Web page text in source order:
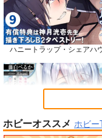
壁配置の話２
さくら研究室
550円（税込）
オリジナル
作者
パイセン
カート
6
ハニートラップ・シェアハ
完全解呪のプリースト
ホビーオススメ ホビー